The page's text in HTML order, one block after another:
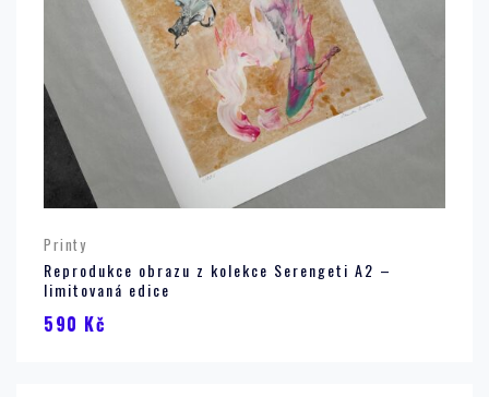
Printy
Reprodukce obrazu z kolekce Serengeti A2 –
limitovaná edice
590 Kč